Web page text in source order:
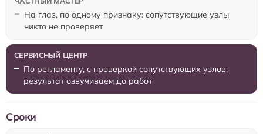
На глаз, по одному признаку: сопутствующие узлы
никто не проверяет
По регламенту, с проверкой сопутствующих узлов;
результат озвучиваем до работ
Сроки